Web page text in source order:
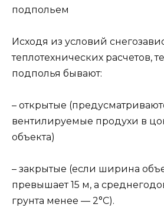
подпольем
Исходя из условий
теплотехнических расчетов,
подполья бывают:
– открытые
вентилируемые продухи в
объекта)
– закрытые (если ширина
превышает 15 м, а
грунта менее — 2°С).